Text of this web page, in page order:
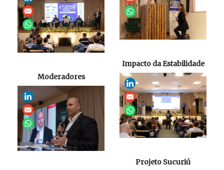
Impacto da Estabilidade
Moderadores
Projeto Sucuriú